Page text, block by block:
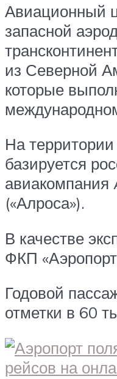
Авиационный
запасной
из Северной
которые
На
базируется
(«Алроса»).
В качестве
ФКП
Годовой
отметки в 60